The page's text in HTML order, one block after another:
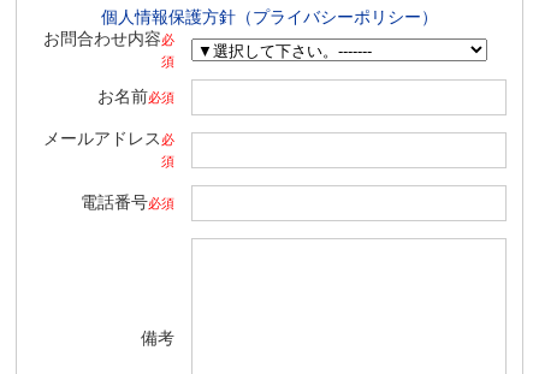
個人情報保護方針（プライバシーポリシー）
お問合わせ内容必
須
お名前必須
メールアドレス 必
須
電話番号必須
備考